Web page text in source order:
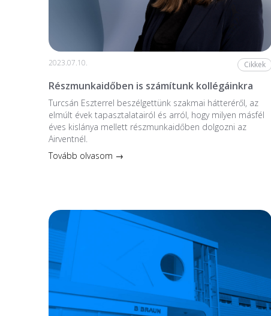
2023.07.10. Cikkek
Részmunkaidőben is számítunk kollégáinkra
Turcsán Eszterrel beszélgettünk szakmai hátteréről, az
elmúlt évek tapasztalatairól és arról, hogy milyen másfél
éves kislánya mellett részmunkaidőben dolgozni az
Airventnél.
Tovább olvasom →